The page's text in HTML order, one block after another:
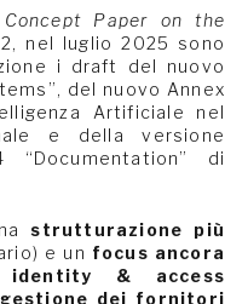
Concept Paper on the
nel luglio 2025 sono
i draft del nuovo
del nuovo Annex
Artificiale nel
e della versione
di
strutturazione più
e un focus ancora
identity & access
dei fornitori